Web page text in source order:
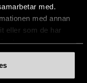
med.
med annan
eller som de har